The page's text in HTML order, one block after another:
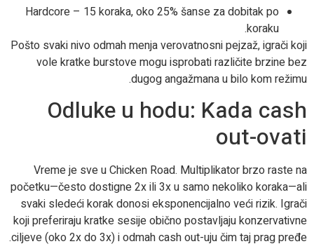
Hardcore – 15 koraka, oko 25% šanse za dobitak po
koraku.
Pošto svaki nivo odmah menja verovatnosni pejzaž, igrači koji
vole kratke burstove mogu isprobati različite brzine bez
dugog angažmana u bilo kom režimu.
Odluke u hodu: Kada cash
out-ovati
Vreme je sve u Chicken Road. Multiplikator brzo raste na
početku—često dostigne 2x ili 3x u samo nekoliko koraka—ali
svaki sledeći korak donosi eksponencijalno veći rizik. Igrači
koji preferiraju kratke sesije obično postavljaju konzervativne
ciljeve (oko 2x do 3x) i odmah cash out-uju čim taj prag pređe.